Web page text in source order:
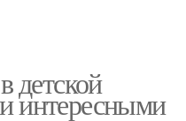
детской
интересными